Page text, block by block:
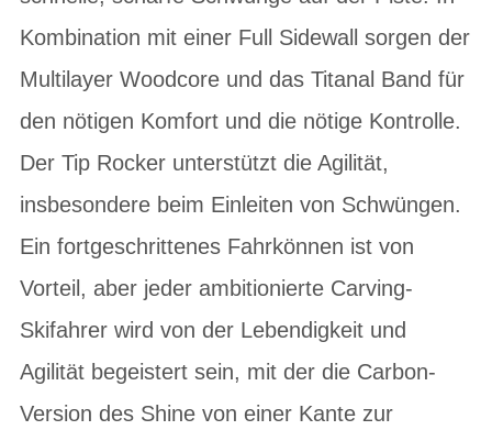
Kombination mit einer Full Sidewall sorgen der
Multilayer Woodcore und das Titanal Band für
den nötigen Komfort und die nötige Kontrolle.
Der Tip Rocker unterstützt die Agilität,
insbesondere beim Einleiten von Schwüngen.
Ein fortgeschrittenes Fahrkönnen ist von
Vorteil, aber jeder ambitionierte Carving-
Skifahrer wird von der Lebendigkeit und
Agilität begeistert sein, mit der die Carbon-
Version des Shine von einer Kante zur